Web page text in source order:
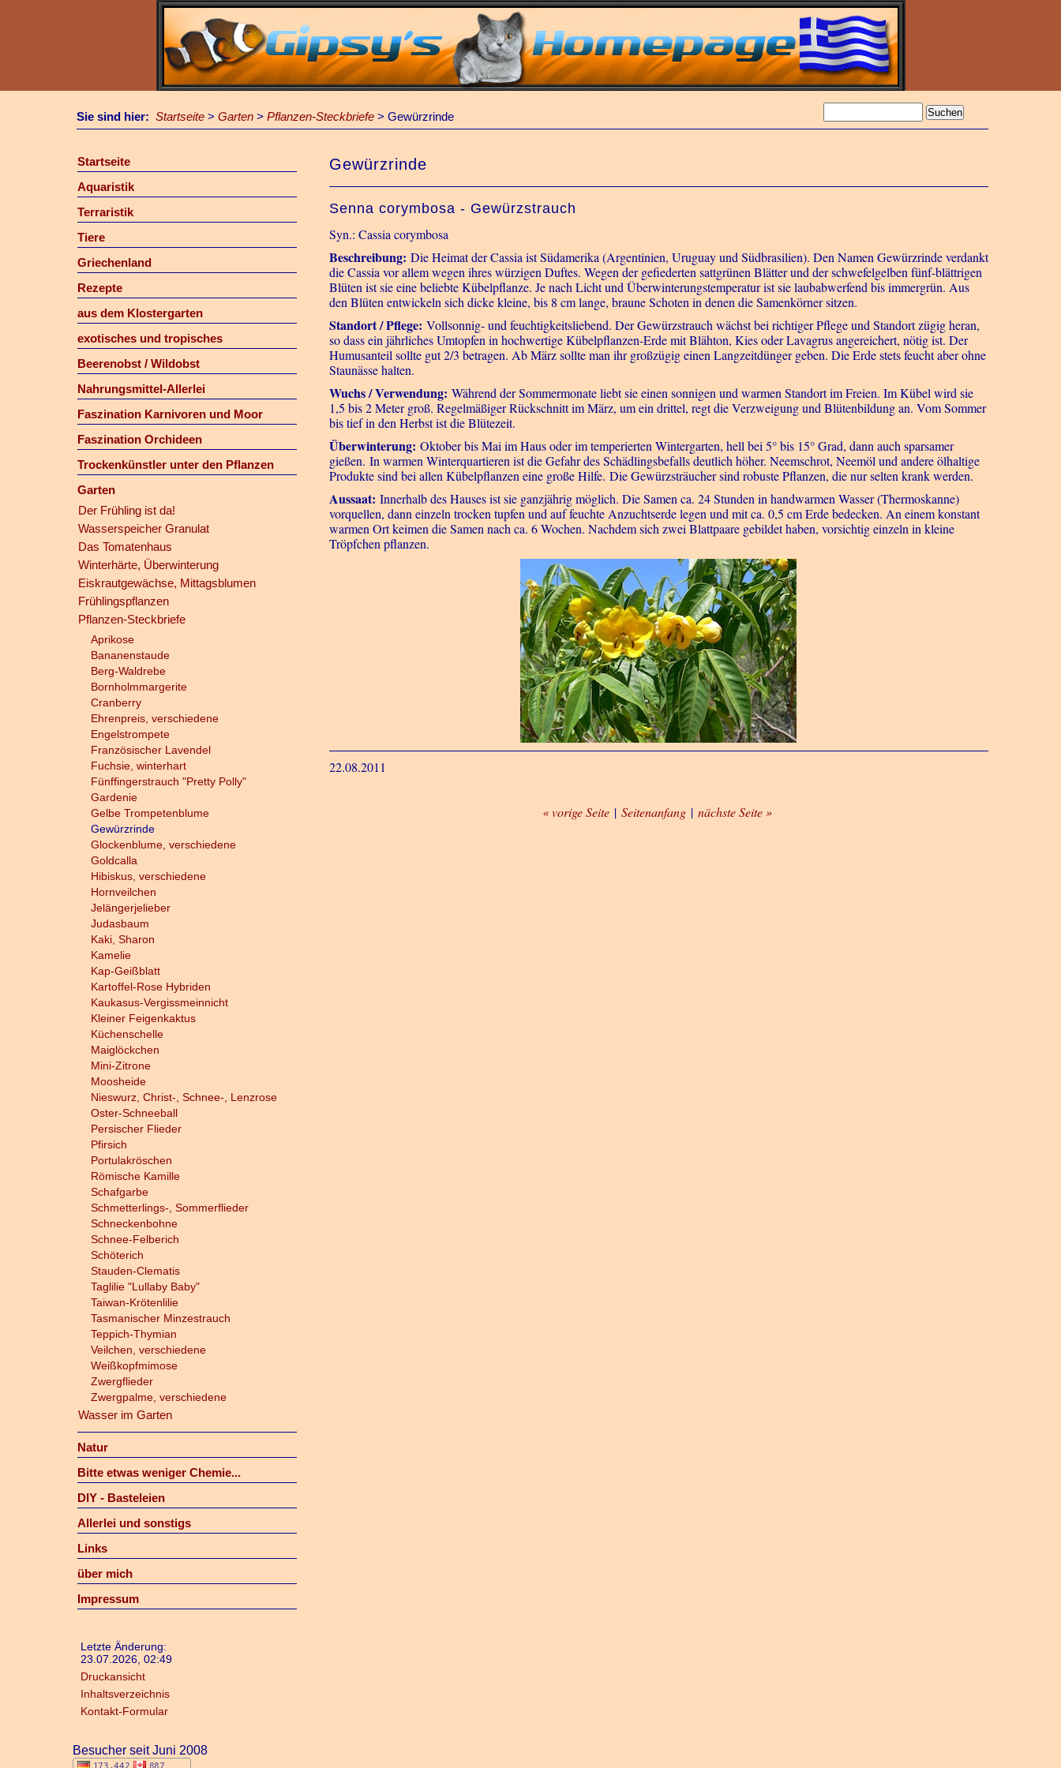
Sie sind hier: Startseite > Garten > Pflanzen-Steckbriefe > Gewürzrinde
Startseite
Aquaristik
Terraristik
Tiere
Griechenland
Rezepte
aus dem Klostergarten
exotisches und tropisches
Beerenobst / Wildobst
Nahrungsmittel-Allerlei
Faszination Karnivoren und Moor
Faszination Orchideen
Trockenkünstler unter den Pflanzen
Garten
Der Frühling ist da!
Wasserspeicher Granulat
Das Tomatenhaus
Winterhärte, Überwinterung
Eiskrautgewächse, Mittagsblumen
Frühlingspflanzen
Pflanzen-Steckbriefe
Aprikose
Bananenstaude
Berg-Waldrebe
Bornholmmargerite
Cranberry
Ehrenpreis, verschiedene
Engelstrompete
Französischer Lavendel
Fuchsie, winterhart
Fünffingerstrauch "Pretty Polly"
Gardenie
Gelbe Trompetenblume
Gewürzrinde
Glockenblume, verschiedene
Goldcalla
Hibiskus, verschiedene
Hornveilchen
Jelängerjelieber
Judasbaum
Kaki, Sharon
Kamelie
Kap-Geißblatt
Kartoffel-Rose Hybriden
Kaukasus-Vergissmeinnicht
Kleiner Feigenkaktus
Küchenschelle
Maiglöckchen
Mini-Zitrone
Moosheide
Nieswurz, Christ-, Schnee-, Lenzrose
Oster-Schneeball
Persischer Flieder
Pfirsich
Portulakröschen
Römische Kamille
Schafgarbe
Schmetterlings-, Sommerflieder
Schneckenbohne
Schnee-Felberich
Schöterich
Stauden-Clematis
Taglilie "Lullaby Baby"
Taiwan-Krötenlilie
Tasmanischer Minzestrauch
Teppich-Thymian
Veilchen, verschiedene
Weißkopfmimose
Zwergflieder
Zwergpalme, verschiedene
Wasser im Garten
Natur
Bitte etwas weniger Chemie...
DIY - Basteleien
Allerlei und sonstigs
Links
über mich
Impressum
Letzte Änderung:
23.07.2026, 02:49
Druckansicht
Inhaltsverzeichnis
Kontakt-Formular
Besucher seit Juni 2008
Gewürzrinde
Senna corymbosa - Gewürzstrauch
Syn.: Cassia corymbosa
Beschreibung: Die Heimat der Cassia ist Südamerika (Argentinien, Uruguay und Südbrasilien). Den Namen Gewürzrinde verdankt
die Cassia vor allem wegen ihres würzigen Duftes. Wegen der gefiederten sattgrünen Blätter und der schwefelgelben fünf-blättrigen
Blüten ist sie eine beliebte Kübelpflanze. Je nach Licht und Überwinterungstemperatur ist sie laubabwerfend bis immergrün. Aus
den Blüten entwickeln sich dicke kleine, bis 8 cm lange, braune Schoten in denen die Samenkörner sitzen.
Standort / Pflege: Vollsonnig- und feuchtigkeitsliebend. Der Gewürzstrauch wächst bei richtiger Pflege und Standort zügig heran,
so dass ein jährliches Umtopfen in hochwertige Kübelpflanzen-Erde mit Blähton, Kies oder Lavagrus angereichert, nötig ist. Der
Humusanteil sollte gut 2/3 betragen. Ab März sollte man ihr großzügig einen Langzeitdünger geben. Die Erde stets feucht aber ohne
Staunässe halten.
Wuchs / Verwendung: Während der Sommermonate liebt sie einen sonnigen und warmen Standort im Freien. Im Kübel wird sie
1,5 bis 2 Meter groß. Regelmäßiger Rückschnitt im März, um ein drittel, regt die Verzweigung und Blütenbildung an. Vom Sommer
bis tief in den Herbst ist die Blütezeit.
Überwinterung: Oktober bis Mai im Haus oder im temperierten Wintergarten, hell bei 5° bis 15° Grad, dann auch sparsamer
gießen. In warmen Winterquartieren ist die Gefahr des Schädlingsbefalls deutlich höher. Neemschrot, Neemöl und andere ölhaltige
Produkte sind bei allen Kübelpflanzen eine große Hilfe. Die Gewürzsträucher sind robuste Pflanzen, die nur selten krank werden.
Aussaat: Innerhalb des Hauses ist sie ganzjährig möglich. Die Samen ca. 24 Stunden in handwarmen Wasser (Thermoskanne)
vorquellen, dann einzeln trocken tupfen und auf feuchte Anzuchtserde legen und mit ca. 0,5 cm Erde bedecken. An einem konstant
warmen Ort keimen die Samen nach ca. 6 Wochen. Nachdem sich zwei Blattpaare gebildet haben, vorsichtig einzeln in kleine
Tröpfchen pflanzen.
22.08.2011
« vorige Seite | Seitenanfang | nächste Seite »